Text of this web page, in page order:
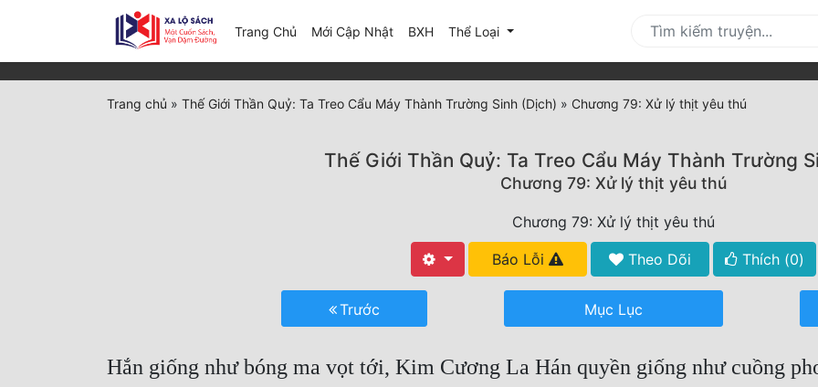
Trang Chủ Mới Cập Nhật(current)
BXH Thể Loại
Trang chủ » Thế Giới Thần Quỷ: Ta Treo Cẩu Máy Thành Trường Sinh (Dịch) » Chương 79: Xử lý thịt yêu thú
Thế Giới Thần Quỷ: Ta Treo Cẩu Máy Thành Trường
Chương 79: Xử lý thịt yêu thú
Chương 79: Xử lý thịt yêu thú
Báo Lỗi Theo Dõi Thích (0)
Trước Mục Lục
Hắn giống như bóng ma vọt tới, Kim Cương La Hán quyền giống như cuồng